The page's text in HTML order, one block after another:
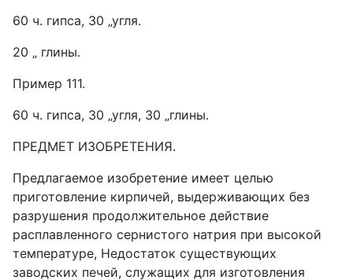
60 ч. гипса, 30 „угля.
20 „ глины.
Пример 111.
60 ч. гипса, 30 „угля, 30 „глины.
ПРЕДМЕТ ИЗОБРЕТЕНИЯ.
Предлагаемое изобретение имеет целью
приготовление кирпичей, выдерживающих без
разрушения продолжительное действие
расплавленного сернистого натрия при высокой
температуре, Недостаток существующих
заводских печей, служащих для изготовления